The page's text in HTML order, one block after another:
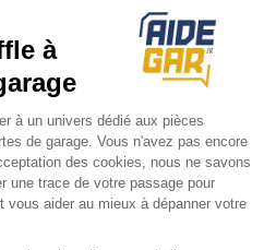
ne se valent pas en
les durées estimées selon
à condition d’un
utilisation normale.
en acier ou en bois,
de30 ans. Leur
de ressorts et de bras